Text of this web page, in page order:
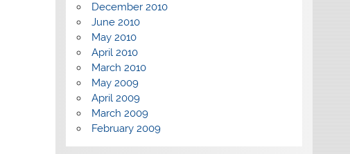
December 2010
June 2010
May 2010
April 2010
March 2010
May 2009
April 2009
March 2009
February 2009